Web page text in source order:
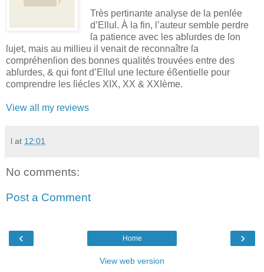
Très pertinante analyse de la penſée
d’Ellul. À la fin, l’auteur semble perdre
ſa patience avec les abſurdes de ſon
ſujet, mais au millieu il venait de reconnaître ſa
compréhenſion des bonnes qualités trouvées entre des
abſurdes, & qui font d’Ellul une lecture éßentielle pour
comprendre les ſiécles XIX, XX & XXIème.
View all my reviews
l at 12:01
No comments:
Post a Comment
‹ ›
Home
View web version